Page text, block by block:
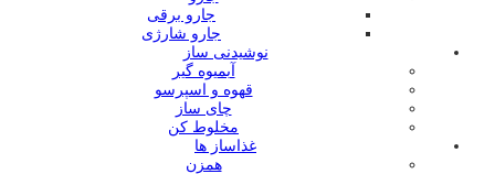
جارو برقی
جارو شارژی
نوشیدنی ساز
آبمیوه گیر
قهوه و اسپرسو
چای ساز
مخلوط کن
غذاساز ها
همزن